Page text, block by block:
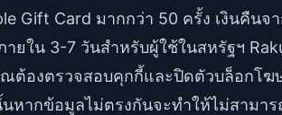
Gift Card มากกว่า 50 ครั้ง เงินคืนจ
ายใน 3-7 วันสำหรับผู้ใช้ในสหรัฐฯ
ต้องตรวจสอบคุกกี้และปิดตัวบล็อกโ
หากข้อมูลไม่ตรงกันจะทำให้ไม่สามาร